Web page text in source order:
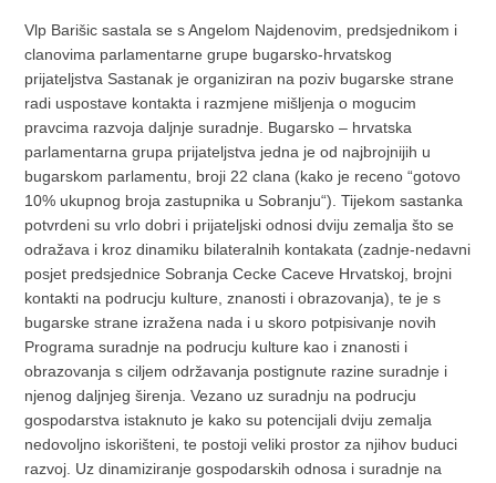
Vlp Barišic sastala se s Angelom Najdenovim, predsjednikom i
clanovima parlamentarne grupe bugarsko-hrvatskog
prijateljstva Sastanak je organiziran na poziv bugarske strane
radi uspostave kontakta i razmjene mišljenja o mogucim
pravcima razvoja daljnje suradnje. Bugarsko – hrvatska
parlamentarna grupa prijateljstva jedna je od najbrojnijih u
bugarskom parlamentu, broji 22 clana (kako je receno “gotovo
10% ukupnog broja zastupnika u Sobranju“). Tijekom sastanka
potvrdeni su vrlo dobri i prijateljski odnosi dviju zemalja što se
odražava i kroz dinamiku bilateralnih kontakata (zadnje-nedavni
posjet predsjednice Sobranja Cecke Caceve Hrvatskoj, brojni
kontakti na podrucju kulture, znanosti i obrazovanja), te je s
bugarske strane izražena nada i u skoro potpisivanje novih
Programa suradnje na podrucju kulture kao i znanosti i
obrazovanja s ciljem održavanja postignute razine suradnje i
njenog daljnjeg širenja. Vezano uz suradnju na podrucju
gospodarstva istaknuto je kako su potencijali dviju zemalja
nedovoljno iskorišteni, te postoji veliki prostor za njihov buduci
razvoj. Uz dinamiziranje gospodarskih odnosa i suradnje na